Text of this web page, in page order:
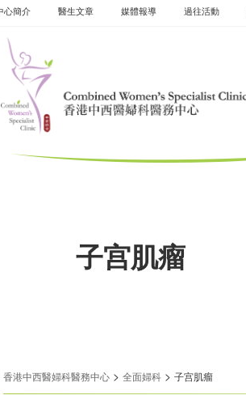
心簡介 醫生文章 媒體報導 過往活動
子宫肌瘤
香港中西醫婦科醫務中心 > 全面婦科 > 子宫肌瘤